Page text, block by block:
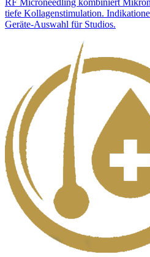
tiefe Kollagenstimulation.
Geräte-Auswahl für Studios.